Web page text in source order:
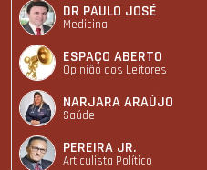
DR PAULO JOSÉ
Medicina
ESPAÇO ABERTO
Opinião dos Leitores
NARJARA ARAÚJO
Saúde
PEREIRA JR.
Articulista Polí­tico